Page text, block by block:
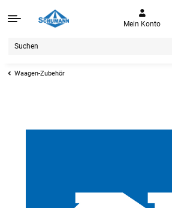
Mein Konto
Waagen-Zubehör